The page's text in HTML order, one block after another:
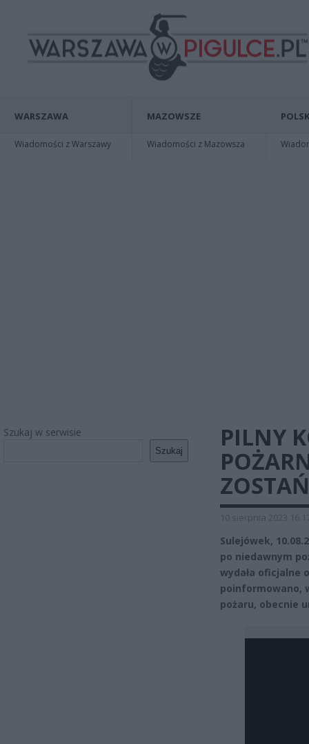
WARSZAWA
Wiadomości z Warszawy
MAZOWSZE
Wiadomości z Mazowsza
Szukaj w serwisie
Szukaj
PILNY
10 sierpnia 2023
Sulejówek,
po niedawnym
wydała oficjalne
poinformowano,
pożaru, obecnie